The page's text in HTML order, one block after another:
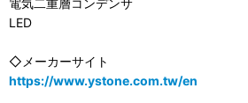
電気二重層コンデンサ
LED
◇メーカーサイト
https://www.ystone.com.tw/en